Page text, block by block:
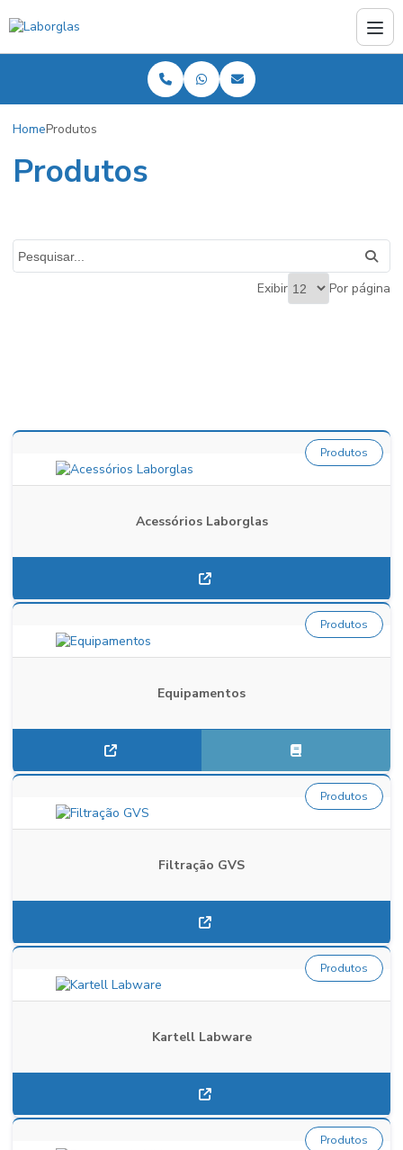
HomeProdutos
Produtos
Exibir Por página
Acessórios Laborglas
Produtos
Equipamentos
Produtos
Filtração GVS
Produtos
Kartell Labware
Produtos
Produtos